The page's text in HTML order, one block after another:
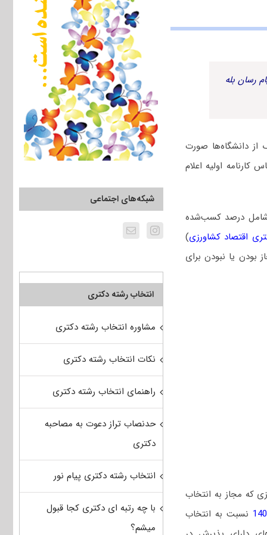
رسان بله
دانشگاه‌ها صورت
اولیه اعلام
شامل درصد کسب‌شده
اقتصاد کشاورزی)
بودن یا نبودن برای
که مجاز به انتخاب
نسبت به انتخاب
شبکه‌های اجتماعی
انتخاب رشته دکتری
مشاوره انتخاب رشته دکتری
نکات انتخاب رشته دکتری
راهنمای انتخاب رشته دکتری
حدنصاب تراز دعوت به مصاحبه
دکتری
انتخاب رشته دکتری پیام نور
با چه رتبه ای دکتری کجا قبول
میشم؟